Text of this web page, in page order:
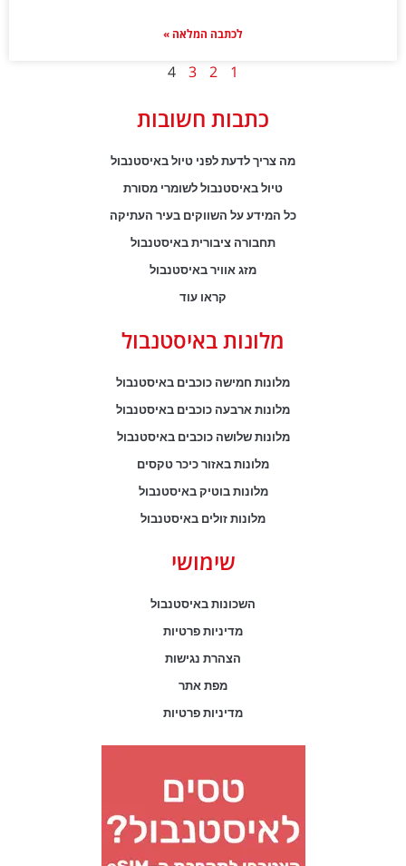
לכתבה המלאה »
1
2
3
4
כתבות חשובות
מה צריך לדעת לפני טיול באיסטנבול
טיול באיסטנבול לשומרי מסורת
כל המידע על השווקים בעיר העתיקה
תחבורה ציבורית באיסטנבול
מזג אוויר באיסטנבול
קראו עוד
מלונות באיסטנבול
מלונות חמישה כוכבים באיסטנבול
מלונות ארבעה כוכבים באיסטנבול
מלונות שלושה כוכבים באיסטנבול
מלונות באזור כיכר טקסים
מלונות בוטיק באיסטנבול
מלונות זולים באיסטנבול
שימושי
השכונות באיסטנבול
מדיניות פרטיות
הצהרת נגישות
מפת אתר
מדיניות פרטיות